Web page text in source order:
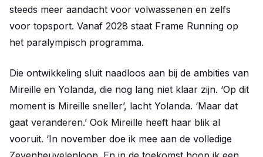
steeds meer aandacht voor volwassenen en zelfs
voor topsport. Vanaf 2028 staat Frame Running op
het paralympisch programma.
Die ontwikkeling sluit naadloos aan bij de ambities van
Mireille en Yolanda, die nog lang niet klaar zijn. ‘Op dit
moment is Mireille sneller’, lacht Yolanda. ‘Maar dat
gaat veranderen.’ Ook Mireille heeft haar blik al
vooruit. ‘In november doe ik mee aan de volledige